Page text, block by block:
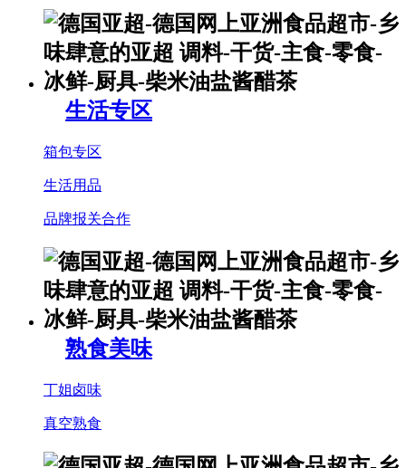
生活专区
箱包专区
生活用品
品牌报关合作
熟食美味
丁姐卤味
真空熟食